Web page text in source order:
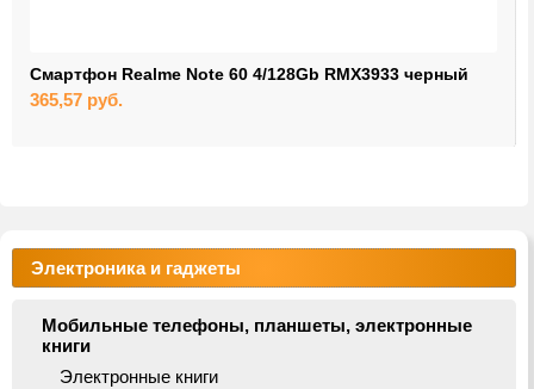
Смартфон Realme Note 60 4/128Gb RMX3933 черный
365,57 руб.
Электроника и гаджеты
Мобильные телефоны, планшеты, электронные
книги
Электронные книги